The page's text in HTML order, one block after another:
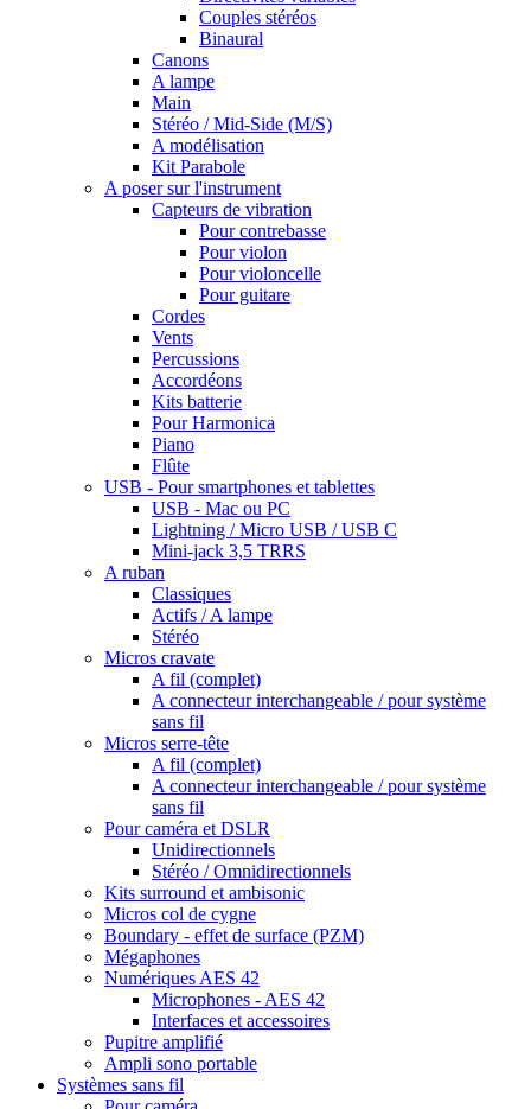
Couples stéréos
Binaural
Canons
A lampe
Main
Stéréo / Mid-Side (M/S)
A modélisation
Kit Parabole
A poser sur l'instrument
Capteurs de vibration
Pour contrebasse
Pour violon
Pour violoncelle
Pour guitare
Cordes
Vents
Percussions
Accordéons
Kits batterie
Pour Harmonica
Piano
Flûte
USB - Pour smartphones et tablettes
USB - Mac ou PC
Lightning / Micro USB / USB C
Mini-jack 3,5 TRRS
A ruban
Classiques
Actifs / A lampe
Stéréo
Micros cravate
A fil (complet)
A connecteur interchangeable / pour système
sans fil
Micros serre-tête
A fil (complet)
A connecteur interchangeable / pour système
sans fil
Pour caméra et DSLR
Unidirectionnels
Stéréo / Omnidirectionnels
Kits surround et ambisonic
Micros col de cygne
Boundary - effet de surface (PZM)
Mégaphones
Numériques AES 42
Microphones - AES 42
Interfaces et accessoires
Pupitre amplifié
Ampli sono portable
Systèmes sans fil